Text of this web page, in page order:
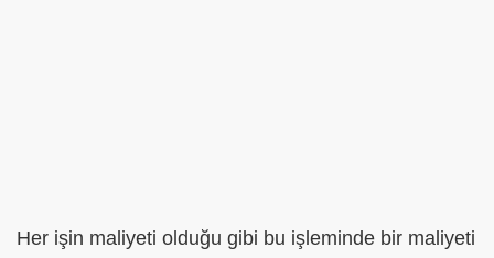
Her işin maliyeti olduğu gibi bu işleminde bir maliyeti